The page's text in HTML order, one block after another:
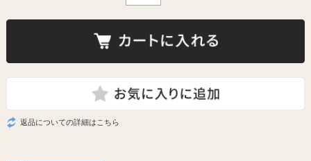
返品についての詳細はこちら